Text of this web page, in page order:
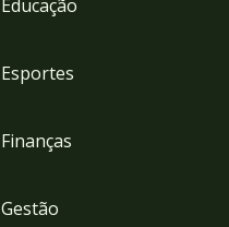
Educação
Esportes
Finanças
Gestão